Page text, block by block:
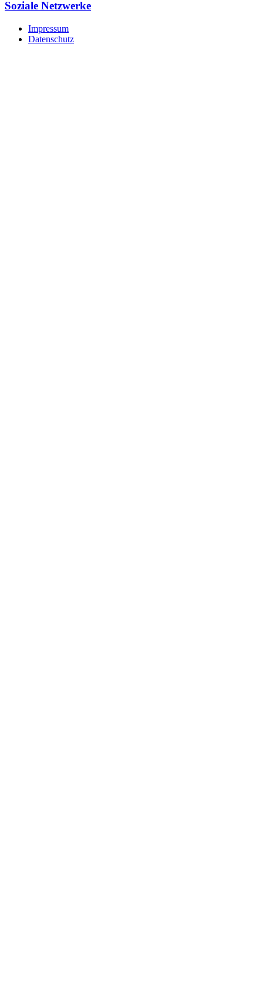
Soziale Netzwerke
Impressum
Datenschutz